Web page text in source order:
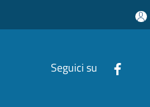
Seguici su